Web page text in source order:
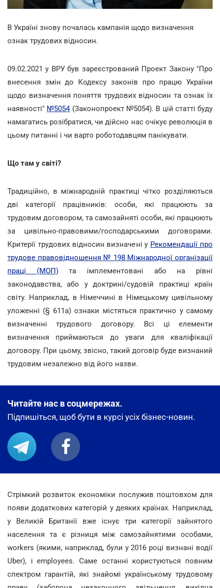
В Україні знову почалась кампанія щодо визначення
ознак трудових відносин.
09.02.2021 у ВРУ був зареєстрований Проект Закону "Про
внесення змін до Кодексу законів про працю України
щодо визначення поняття трудових відносин та ознак їх
наявності" №5054(Законопроект №5054). В цій статті буду
намагатись розібратися, чи дійсно нас очікує революція в
цьому питанні і чи варто роботодавцям панікувати.
Що там у світі?
Традиційно, в міжнародній практиці чітко розділяються
дві категорії працівників: особи, які працюють за
трудовим договором, та самозайняті особи, які працюють
за цивільно-правовими/господарськими договорами.
Критерії трудових відносин визначені у Рекомендації про
трудове правовідношення № 198 Міжнародної організації
праці (МОП)та імплементовані або на рівні
законодавства, або у доктрині/судовій практиці країн
світу. Наприклад, в Німеччині в Німецькому цивільному
уложенні (§ 611а) ознаки містяться практично у самому
визначенні трудового договору. Всі ці елементи
визначення приймаються до уваги для кваліфікації
договору. При цьому, звісно, такий договір буде визнаний
трудовим незалежно від його назви.
Читайте нас в соцмережах.
Підпишіться, щоб бути в курсі усіх бізнес-новин.
Стрімкий розвиток економіки послужив поштовхом для
появи додаткових категорій у деяких країнах. Наприклад,
у Великій Британії вже існує три категорії зайнятого
населення та є різниця між самозайнятими особами,
workers (якими, наприклад, були у 2016 році визнані водії
Uber), і employees. Саме останні користуються повним
спектром гарантій, які знайомі українському трудовому